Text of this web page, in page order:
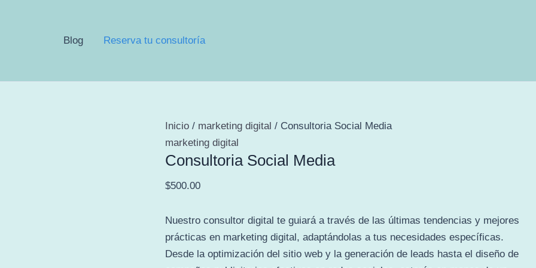
Blog Reserva tu consultoría
Inicio / marketing digital / Consultoria Social Media
marketing digital
Consultoria Social Media
$500.00
Nuestro consultor digital te guiará a través de las últimas tendencias y mejores
prácticas en marketing digital, adaptándolas a tus necesidades específicas.
Desde la optimización del sitio web y la generación de leads hasta el diseño de